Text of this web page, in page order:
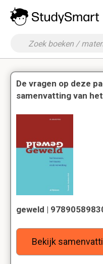
De vragen op deze
samenvatting van
geweld |
Bekijk